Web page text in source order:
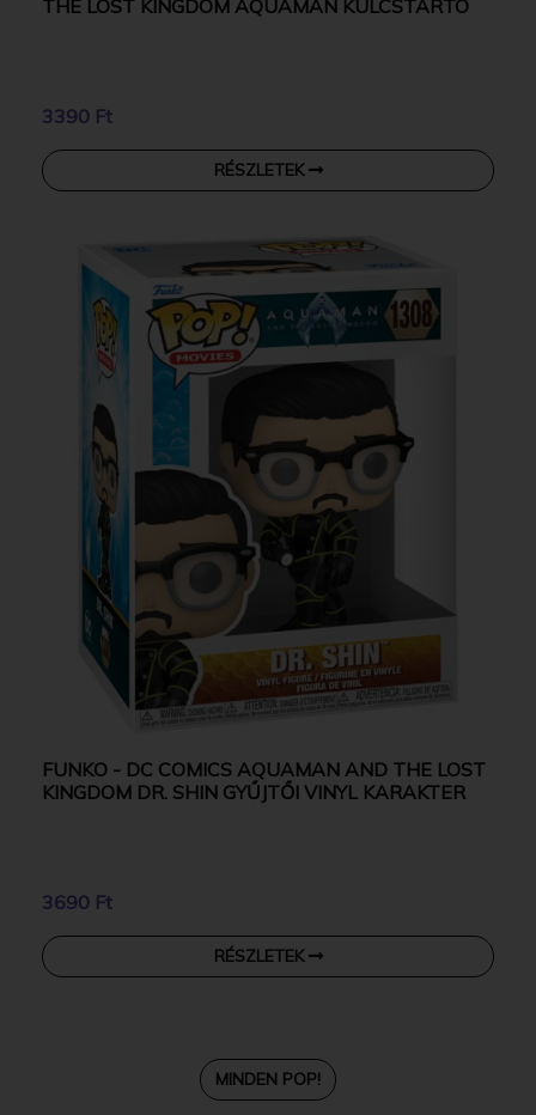
THE LOST KINGDOM AQUAMAN KULCSTARTÓ
3390 Ft
RÉSZLETEK
FUNKO - DC COMICS AQUAMAN AND THE LOST
KINGDOM DR. SHIN GYŰJTŐI VINYL KARAKTER
3690 Ft
RÉSZLETEK
MINDEN POP!